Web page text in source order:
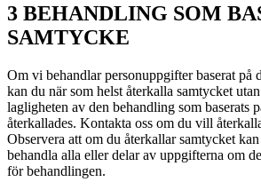
3 BEHANDLING SOM
SAMTYCKE
Om vi behandlar personuppgifter baserat på
kan du när som helst återkalla samtycket
lagligheten av den behandling som baserats
återkallades. Kontakta oss om du vill
Observera att om du återkallar samtycket
behandla alla eller delar av uppgifterna om
för behandlingen.